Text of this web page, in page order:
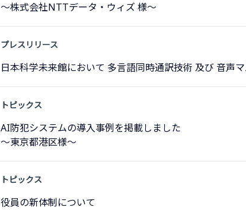
～株式会社NTTデータ・ウィズ 様～
プレスリリース
日本科学未来館において 多言語同時通訳技術 及び 音声
トピックス
AI防犯システムの導入事例を掲載しました
〜東京都港区様〜
トピックス
役員の新体制について